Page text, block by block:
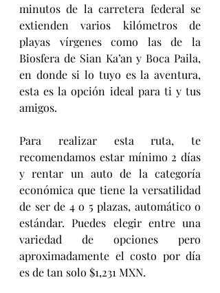
minutos de la carretera federal se
extienden varios kilómetros de
playas vírgenes como las de la
Biosfera de Sian Ka’an y Boca Paila,
en donde si lo tuyo es la aventura,
esta es la opción ideal para ti y tus
amigos.
Para realizar esta ruta, te
recomendamos estar mínimo 2 días
económica que tiene la versatilidad
de ser de 4 o 5 plazas, automático o
estándar. Puedes elegir entre una
variedad de opciones pero
aproximadamente el costo por día
es de tan solo $1,231 MXN.